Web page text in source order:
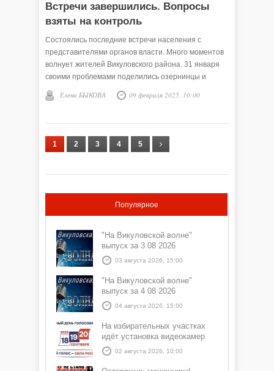
Встречи завершились. Вопросы
взяты на контроль
Состоялись последние встречи населения с
представителями органов власти. Много моментов
волнует жителей Викуловского района. 31 января
своими проблемами поделились озернинцы и
коточиговцы.
Елена БЫКОВА 09 февраля 2025, 10:00
1 2 3 4 5
Популярное
"На Викуловской волне"
выпуск за 3 08 2026
03 августа 2026, 15:00
"На Викуловской волне"
выпуск за 4 08 2026
04 августа 2026, 15:00
На избирательных участках
идёт установка видеокамер
02 августа 2026, 10:00